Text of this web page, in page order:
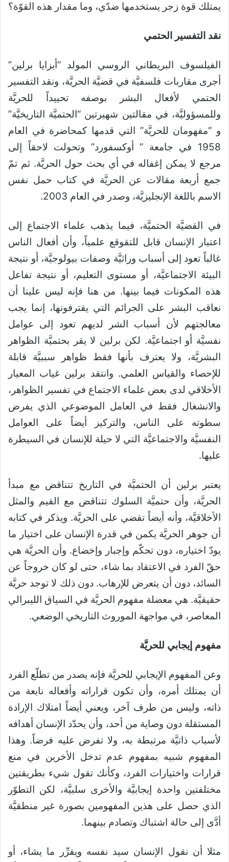
يمتلك قوة زجر يستخدمها ضدّي، وما مقدار هذه القوّة؟
نقد التفسير الحتمي
الفيلسوف البريطاني الروسي المولد “أيزايا برلين”
أجرى مقاربات فلسفيَّة في قضيَّة الحريَّة، ونقد التفسير
الحتمي لأفعال البشر بوصفه تحييداً للحريَّة
وللمسؤوليَّة، في مقالتين شهيرتين “الحتميَّة التاريخيَّة”
و “مفهومان للحريَّة” التي قدمها كمحاضرة في العام
1958 في جامعة ” أوكسفورد” وتحولت لاحقاً إلى
مرجع لا يمكن إغفاله في أي بحث حول الحريَّة. ثم تمّ
جمع أربعة مقالات عن الحريَّة في كتاب حمل نفس
الاسم باللغة الإنجليزيَّة، وصدر في العام 2003.
في القضيَّة الحتميَّة، فيما يذهب علماء الاجتماع إلى
اعتبار الإنسان قابل للتقوقع علمياً، وأن أفعال الناس
غالباً تعود إلى أسباب وراثيَّة وصفات بيولوجيَّة، أو نتيجة
البيئة الاجتماعيَّة، أو مستوى التعليم، أو نتيجة تفاعل
هذه المكونات فيما بينها. من هنا فإنه ليس علينا أن
نعاقب البشر على الجرائم التي يقترفونها، إنما يجب
معالجتهم لأن أسباب الشر لديهم تعود إلى عوامل
نفسيَّة أو اجتماعيَّة. لكن برلين لا يقر بحتميَّة الظواهر
البشريَّة، ولا يعترف بأنها فقط ظواهر سببيَّة قابلة
للإحصاء والقياس العلمي. وانتقد برلين غياب المعيار
الأخلاقي لدى بعض علماء الاجتماع في تفسير الظواهر،
والانشغال فقط في العامل الموضوعي الذي يفرض
سطوته على الناس، والتركيز أيضاً على العوامل
النفسيَّة والاجتماعيَّة التي لا حيلة للإنسان في السيطرة
عليها.
يعتبر برلين أن الحتميَّة في التاريخ تتناقض مع مبدأ
الحريَّة، وأن حتميَّة السلوك تتناقض مع القيم والمثل
الأخلاقيَّة، وأنه أيضاً تقضي على الحريَّة. ويذكر في كتابه
أن جوهر الحريَّة يكمن في قدرة الإنسان على اختيار ما
يودّ اختياره، دون تحكّم وإجبار وإخضاع. وأن الحريَّة هي
حقّ الفرد في الاعتقاد بما شاء، حتى لو كان خروجاً عن
السائد، دون أن يتعرض للإرهاب. دون ذلك لا توجد حريَّة
حقيقيَّة. هي معضلة مفهوم الحريَّة في السياق الليبرالي
المعاصر، في مواجهة الموروث التاريخي الوضعي.
مفهوم إيجابي للحريَّة
وعن المفهوم الإيجابي للحريَّة فإنه يصدر من تطلّع الفرد
أن يمتلك أمره، وأن تكون قراراته وأفعاله نابعة من
ذاته، وليس من طرف آخر، ويعني أيضاً امتلاك الإرادة
المستقلة دون وصاية من أحد، وأن يحدّد الإنسان أهدافه
لأسباب ذاتيَّة مرتبطة به، ولا تفرض عليه فرضاً. وهذا
المفهوم شبيه بمفهوم عدم تدخل الأخرين في منع
قرارات واختيارات الفرد، وكأنك تقول شيء بطريقتين
مختلفتين واحدة إيجابيَّة والأخرى سلبيَّة، لكن التطوّر
الذي حصل على هذين المفهومين بصورة غير منطقيَّة
أدَّى إلى حالة اشتباك وتصادم بينهما.
مثلا أن نقول الإنسان سيد نفسه ويقرِّر ما يشاء، أو